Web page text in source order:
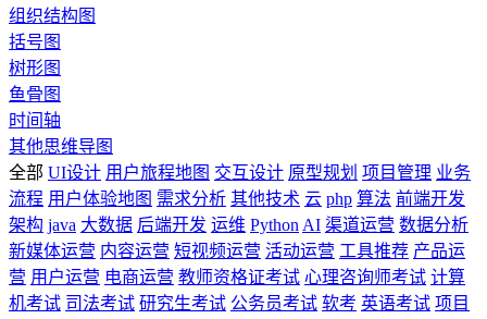
组织结构图
括号图
树形图
鱼骨图
时间轴
其他思维导图
全部 UI设计 用户旅程地图 交互设计 原型规划 项目管理 业务
流程 用户体验地图 需求分析 其他技术 云 php 算法 前端开发
架构 java 大数据 后端开发 运维 Python AI 渠道运营 数据分析
新媒体运营 内容运营 短视频运营 活动运营 工具推荐 产品运
营 用户运营 电商运营 教师资格证考试 心理咨询师考试 计算
机考试 司法考试 研究生考试 公务员考试 软考 英语考试 项目